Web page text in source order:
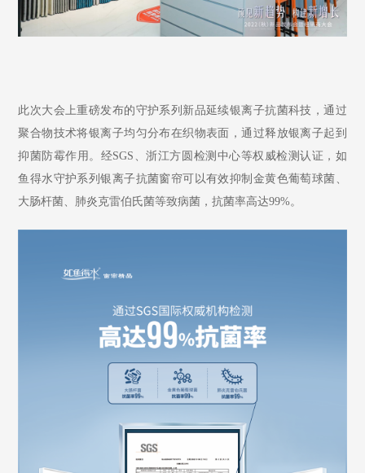
此次大会上重磅发布的守护系列新品延续银离子抗菌科技，通过
聚合物技术将银离子均匀分布在织物表面，通过释放银离子起到
抑菌防霉作用。经SGS、浙江方圆检测中心等权威检测认证，如
鱼得水守护系列银离子抗菌窗帘可以有效抑制金黄色葡萄球菌、
大肠杆菌、肺炎克雷伯氏菌等致病菌，抗菌率高达99%。